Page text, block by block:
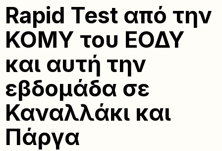
Rapid Test από την
ΚΟΜΥ του ΕΟΔΥ
και αυτή την
εβδομάδα σε
Καναλλάκι και
Πάργα